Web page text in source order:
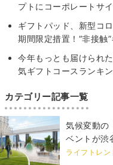
プトにコーポレートサ
ギフトパッド、新型コ
期間限定措置！“非接触
今年もっとも届けられ
気ギフトコースランキ
カテゴリー記事一覧
気候変動の
ベントが渋
ライフトレン